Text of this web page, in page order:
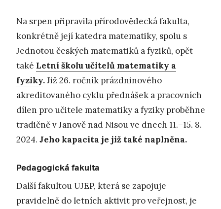
Na srpen připravila přírodovědecká fakulta,
konkrétně její katedra matematiky, spolu s
Jednotou českých matematiků a fyziků, opět
také Letní školu učitelů matematiky a
fyziky.Již 26. ročník prázdninového
akreditovaného cyklu přednášek a pracovních
dílen pro učitele matematiky a fyziky proběhne
tradičně v Janově nad Nisou ve dnech 11.–15. 8.
2024. Jeho kapacita je již také naplněna.
Pedagogická fakulta
Další fakultou UJEP, která se zapojuje
pravidelně do letních aktivit pro veřejnost, je